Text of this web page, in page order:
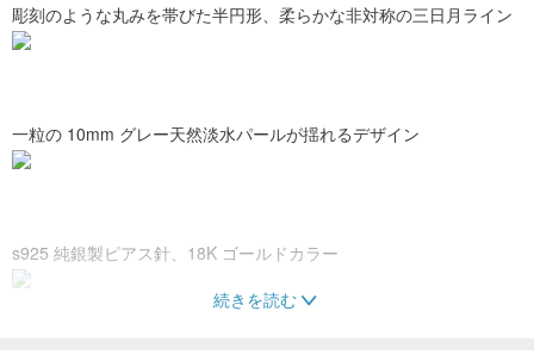
彫刻のような丸みを帯びた半円形、柔らかな非対称の三日月ライン
一粒の 10mm グレー天然淡水パールが揺れるデザイン
s925 純銀製ピアス針、18K ゴールドカラー
続きを読む